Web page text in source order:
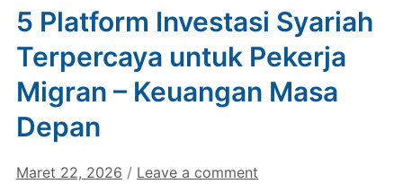
5 Platform Investasi Syariah
Terpercaya untuk Pekerja
Migran – Keuangan Masa
Depan
Maret 22, 2026 / Leave a comment